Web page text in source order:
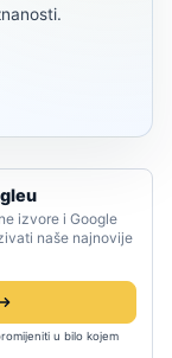
izvore i Google
naše najnovije
u bilo kojem